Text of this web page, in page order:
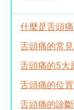
什麼是舌頭痛
舌頭痛的常
舌頭痛的5大
舌頭痛的位
舌頭痛的診